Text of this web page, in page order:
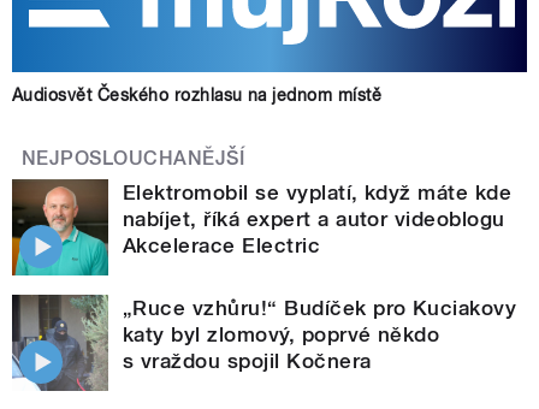
Audiosvět Českého rozhlasu na jednom místě
NEJPOSLOUCHANĚJŠÍ
Elektromobil se vyplatí, když máte kde
nabíjet, říká expert a autor videoblogu
Akcelerace Electric
„Ruce vzhůru!“ Budíček pro Kuciakovy
katy byl zlomový, poprvé někdo
s vraždou spojil Kočnera